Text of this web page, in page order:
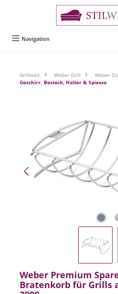
Navigation
Grillwelt Weber Grill
Weber
Geschirr, Besteck, Halter & Spiesse
Bildergalerie überspringen
Weber Premium
Bratenkorb für Grills